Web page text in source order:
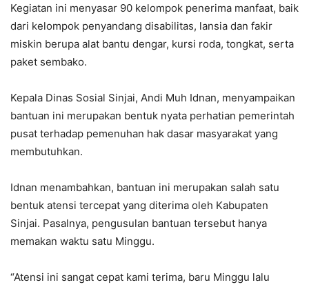
Kegiatan ini menyasar 90 kelompok penerima manfaat, baik
dari kelompok penyandang disabilitas, lansia dan fakir
miskin berupa alat bantu dengar, kursi roda, tongkat, serta
paket sembako.
Kepala Dinas Sosial Sinjai, Andi Muh Idnan, menyampaikan
bantuan ini merupakan bentuk nyata perhatian pemerintah
pusat terhadap pemenuhan hak dasar masyarakat yang
membutuhkan.
Idnan menambahkan, bantuan ini merupakan salah satu
bentuk atensi tercepat yang diterima oleh Kabupaten
Sinjai. Pasalnya, pengusulan bantuan tersebut hanya
memakan waktu satu Minggu.
“Atensi ini sangat cepat kami terima, baru Minggu lalu